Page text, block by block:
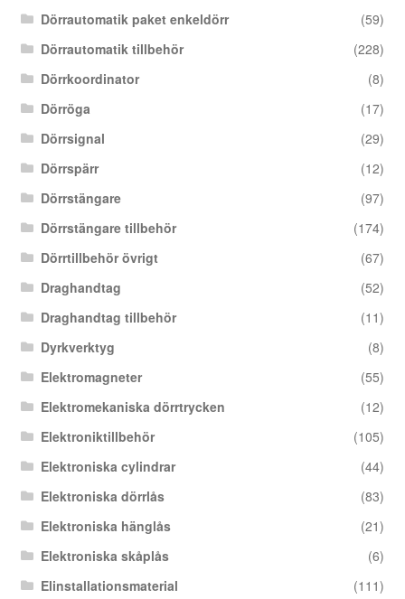
Dörrautomatik paket enkeldörr
(59)
Dörrautomatik tillbehör
(228)
Dörrkoordinator
(8)
Dörröga
(17)
Dörrsignal
(29)
Dörrspärr
(12)
Dörrstängare
(97)
Dörrstängare tillbehör
(174)
Dörrtillbehör övrigt
(67)
Draghandtag
(52)
Draghandtag tillbehör
(11)
Dyrkverktyg
(8)
Elektromagneter
(55)
Elektromekaniska dörrtrycken
(12)
Elektroniktillbehör
(105)
Elektroniska cylindrar
(44)
Elektroniska dörrlås
(83)
Elektroniska hänglås
(21)
Elektroniska skåplås
(6)
Elinstallationsmaterial
(111)